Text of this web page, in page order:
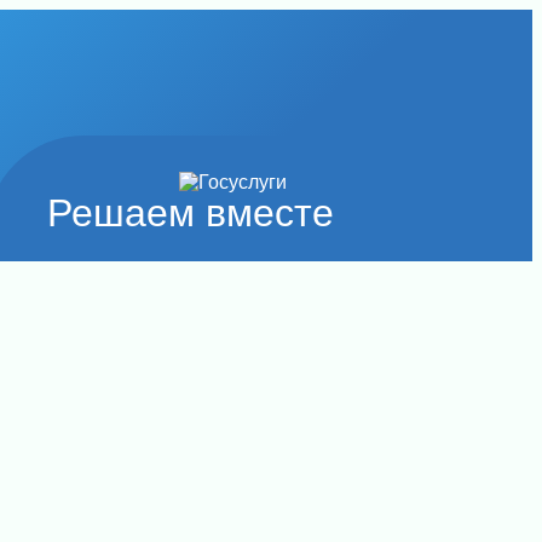
Решаем вместе